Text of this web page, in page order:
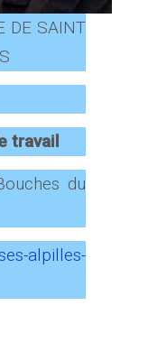
DE SAINT
travail
du
alpilles-